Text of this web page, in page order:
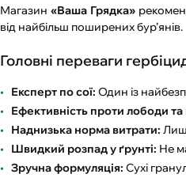
Магазин «Ваша Грядка»
від найбільш поширених бур’янів.
Головні переваги
Експерт по сої: Один із
Ефективність проти лободи
Наднизька норма витрати:
Швидкий розпад у ґрунті: Не
Зручна формуляція: Сухі